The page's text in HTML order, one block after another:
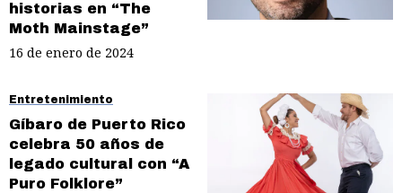
historias en “The
Moth Mainstage”
16 de enero de 2024
Entretenimiento
Gíbaro de Puerto Rico
celebra 50 años de
legado cultural con “A
Puro Folklore”